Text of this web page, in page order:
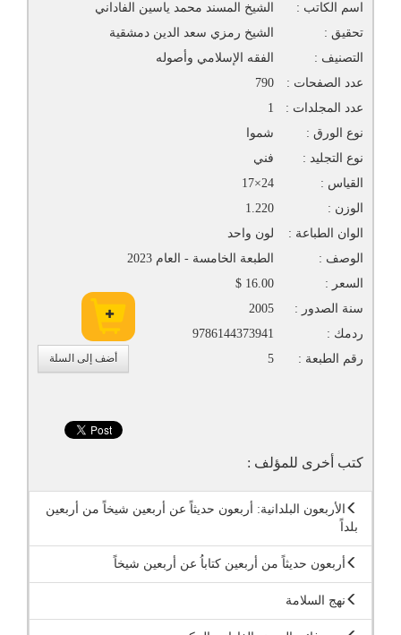
أضف إلى السلة
اسم الكاتب :
الشيخ المسند محمد ياسين الفاداني
تحقيق :
الشيخ رمزي سعد الدين دمشقية
التصنيف :
الفقه الإسلامي وأصوله
عدد الصفحات :
790
عدد المجلدات :
1
نوع الورق :
شموا
نوع التجليد :
فني
القياس :
24×17
الوزن :
1.220
الوان الطباعة :
لون واحد
الوصف :
الطبعة الخامسة - العام 2023
السعر :
16.00 $
سنة الصدور :
2005
ردمك :
9786144373941
رقم الطبعة :
5
كتب أخرى للمؤلف :
الأربعون البلدانية: أربعون حديثاً عن أربعين شيخاً من أربعين
بلداً
أربعون حديثاً من أربعين كتاباُ عن أربعين شيخاً
نهج السلامة